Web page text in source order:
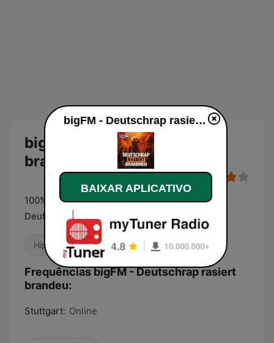
bigFM - Deutschrap rasiert
brandeu
100% Deutsch Rap: Dein Stream für nonstop
Deutsch-Rap
Hip Hop R&B / Soul
Frequências bigFM - Deutschrap rasiert
brandeu:
Stuttgart: Online
bigFM - Deutschrap rasiert brandeu ao vivo
BAIXAR APLICATIVO